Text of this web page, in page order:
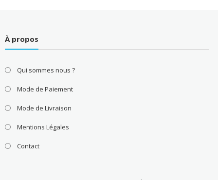
À propos
Qui sommes nous ?
Mode de Paiement
Mode de Livraison
Mentions Légales
Contact